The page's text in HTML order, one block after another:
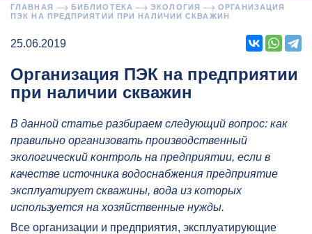
ГЛАВНАЯ БИБЛИОТЕКА ЭКОЛОГИЯ
ОРГАНИЗАЦИЯ
ПЭК НА ПРЕДПРИЯТИИ ПРИ НАЛИЧИИ СКВАЖИН
25.06.2019
Организация ПЭК на предприятии
при наличии скважин
В данной статье разбираем следующий вопрос: как
правильно организовать производственный
экологический контроль на предприятии, если в
качестве источника водоснабжения предприятие
эксплуатирует скважины, вода из которых
используется на хозяйственные нужды.
Все организации и предприятия, эксплуатирующие